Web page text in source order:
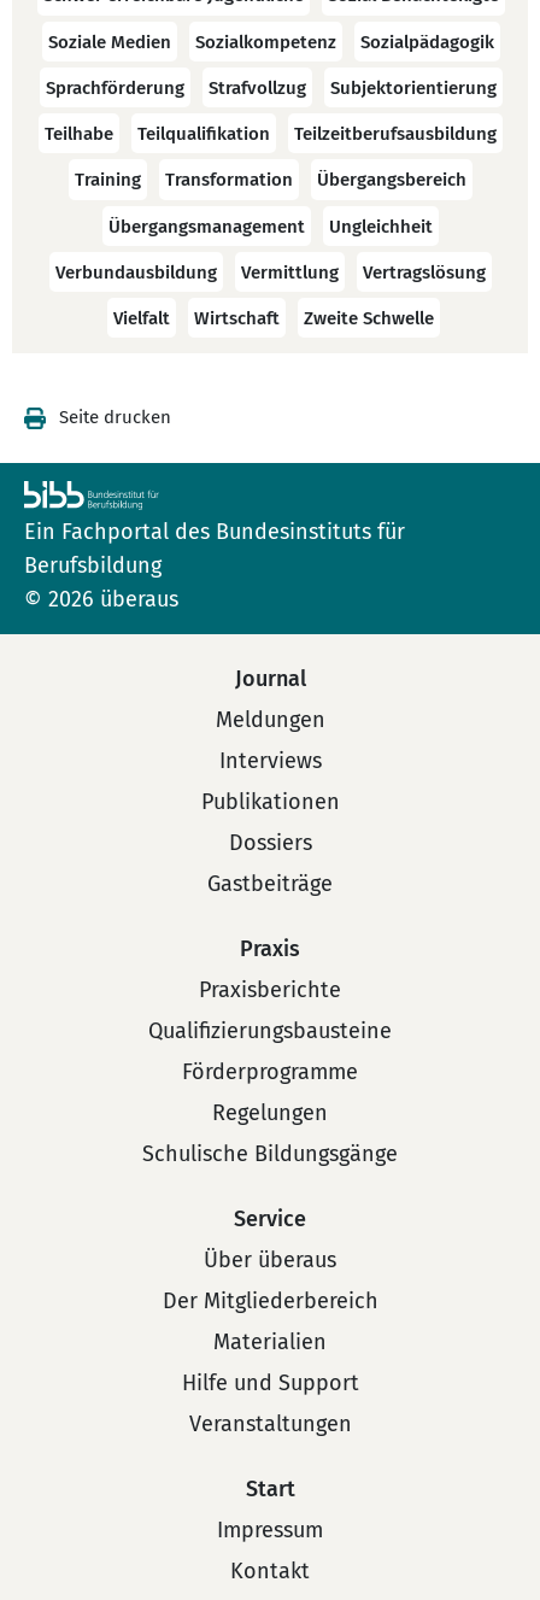
Soziale Medien Sozialkompetenz Sozialpädagogik
Sprachförderung Strafvollzug Subjektorientierung
Teilhabe Teilqualifikation Teilzeitberufsausbildung
Training Transformation Übergangsbereich
Übergangsmanagement Ungleichheit
Verbundausbildung Vermittlung Vertragslösung
Vielfalt Wirtschaft Zweite Schwelle
Seite drucken
Ein Fachportal des Bundesinstituts für
Berufsbildung
© 2026 überaus
Journal
Meldungen
Interviews
Publikationen
Dossiers
Gastbeiträge
Praxis
Praxisberichte
Qualifizierungsbausteine
Förderprogramme
Regelungen
Schulische Bildungsgänge
Service
Über überaus
Der Mitgliederbereich
Materialien
Hilfe und Support
Veranstaltungen
Start
Impressum
Kontakt